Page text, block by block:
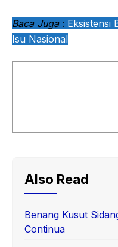
Baca Juga: Eksistensi
Isu Nasional
Also Read
Benang Kusut
Continua